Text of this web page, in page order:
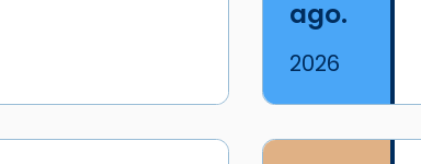
ago.
2026